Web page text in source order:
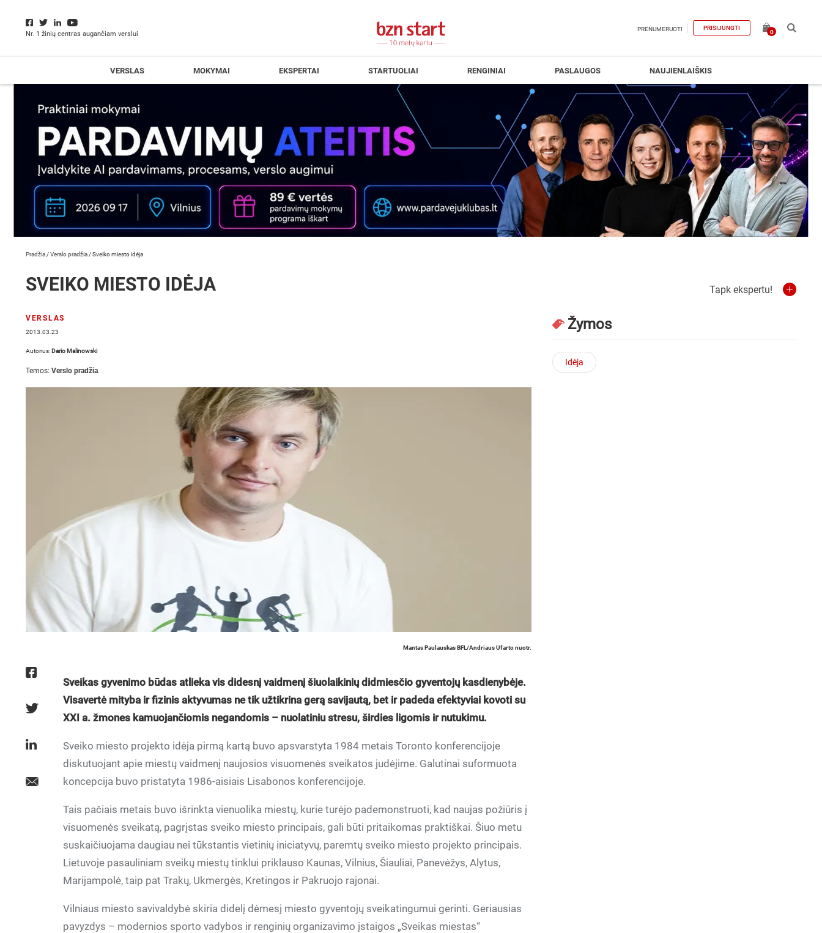
Nr. 1 žinių centras augančiam verslui
PRENUMERUOTI PRISIJUNGTI
0
VERSLAS MOKYMAI EKSPERTAI STARTUOLIAI RENGINIAI PASLAUGOS NAUJIENLAIŠKIS
Pradžia /Verslo pradžia /Sveiko miesto idėja
SVEIKO MIESTO IDĖJA
VERSLAS
2013.03.23
Autorius: Dario Malinowski
Temos: Verslo pradžia.
Mantas Paulauskas BFL/Andriaus Ufarto nuotr.
Sveikas gyvenimo būdas atlieka vis didesnį vaidmenį šiuolaikinių didmiesčio gyventojų kasdienybėje.
Visavertė mityba ir fizinis aktyvumas ne tik užtikrina gerą savijautą, bet ir padeda efektyviai kovoti su
XXI a. žmones kamuojančiomis negandomis – nuolatiniu stresu, širdies ligomis ir nutukimu.
Sveiko miesto projekto idėja pirmą kartą buvo apsvarstyta 1984 metais Toronto konferencijoje
diskutuojant apie miestų vaidmenį naujosios visuomenės sveikatos judėjime. Galutinai suformuota
koncepcija buvo pristatyta 1986-aisiais Lisabonos konferencijoje.
Tais pačiais metais buvo išrinkta vienuolika miestų, kurie turėjo pademonstruoti, kad naujas požiūris į
visuomenės sveikatą, pagrįstas sveiko miesto principais, gali būti pritaikomas praktiškai. Šiuo metu
suskaičiuojama daugiau nei tūkstantis vietinių iniciatyvų, paremtų sveiko miesto projekto principais.
Lietuvoje pasauliniam sveikų miestų tinklui priklauso Kaunas, Vilnius, Šiauliai, Panevėžys, Alytus,
Marijampolė, taip pat Trakų, Ukmergės, Kretingos ir Pakruojo rajonai.
Vilniaus miesto savivaldybė skiria didelį dėmesį miesto gyventojų sveikatingumui gerinti. Geriausias
pavyzdys – modernios sporto vadybos ir renginių organizavimo įstaigos „Sveikas miestas“
Tapk ekspertu!
Žymos
Idėja